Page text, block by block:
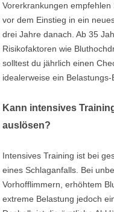
Vorerkrankungen
vor dem Einstieg in ein
drei Jahre danach. Ab 35
Risikofaktoren wie
solltest du jährlich einen
idealerweise ein Belastungs-
Kann intensives
auslösen?
Intensives Training ist bei
eines Schlaganfalls. Bei
Vorhofflimmern, erhöhtem
extreme Belastung jedoch